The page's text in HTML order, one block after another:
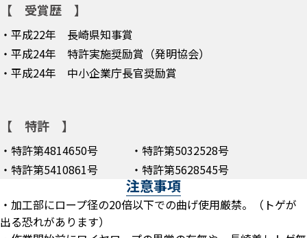
【 受賞歴 】
・平成22年 長崎県知事賞
・平成24年 特許実施奨励賞（発明協会）
・平成24年 中小企業庁長官奨励賞
【 特許 】
・特許第4814650号 ・特許第5032528号
・特許第5410861号 ・特許第5628545号
注意事項
・加工部にロープ径の20倍以下での曲げ使用厳禁。（トゲが
出る恐れがあります）